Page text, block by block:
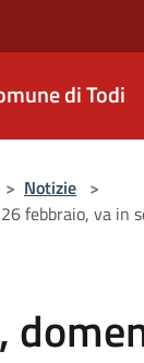
di Todi
> Notizie >
febbraio, va in